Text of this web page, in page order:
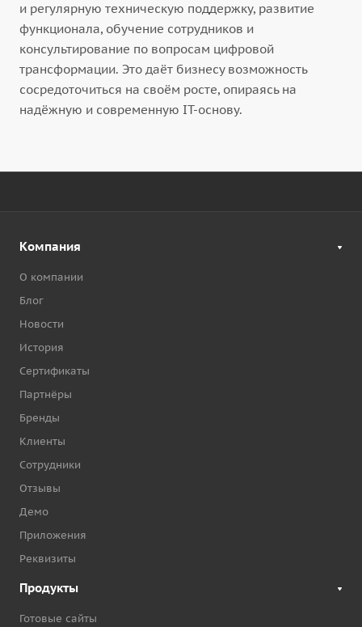
и регулярную техническую поддержку, развитие
функционала, обучение сотрудников и
консультирование по вопросам цифровой
трансформации. Это даёт бизнесу возможность
сосредоточиться на своём росте, опираясь на
надёжную и современную IT-основу.
Компания
О компании
Блог
Новости
История
Сертификаты
Партнёры
Бренды
Клиенты
Сотрудники
Отзывы
Демо
Приложения
Реквизиты
Продукты
Готовые сайты